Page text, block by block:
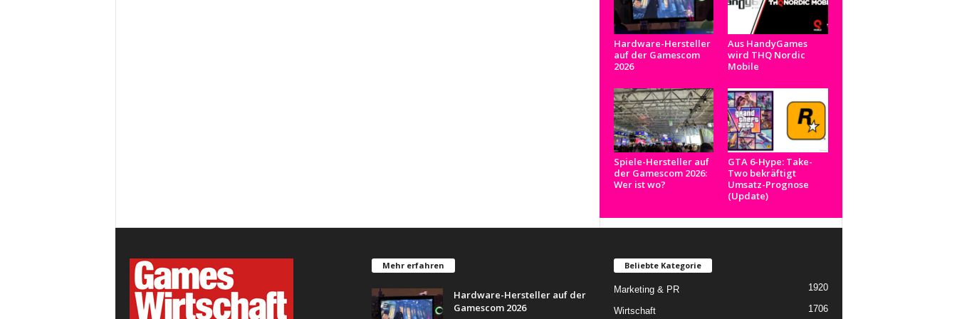
Hardware-Hersteller
auf der Gamescom
2026
Aus HandyGames
wird THQ Nordic
Mobile
Spiele-Hersteller auf
der Gamescom 2026:
Wer ist wo?
GTA 6-Hype: Take-
Two bekräftigt
Umsatz-Prognose
(Update)
Mehr erfahren
Hardware-Hersteller auf der
Gamescom 2026
Beliebte Kategorie
Marketing & PR 1920
Wirtschaft 1706